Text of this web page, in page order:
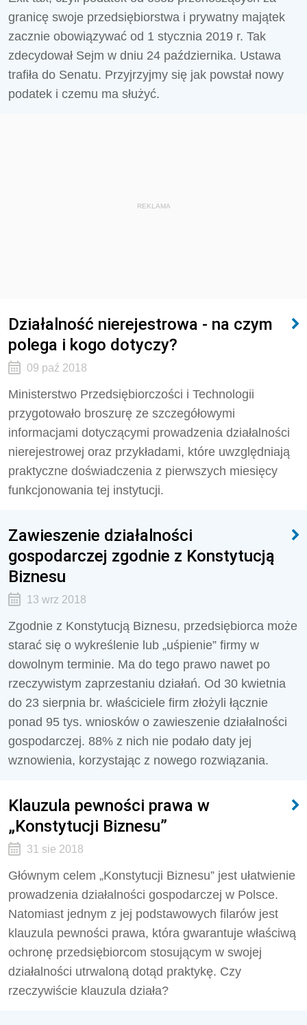
granicę swoje przedsiębiorstwa i prywatny majątek
zacznie obowiązywać od 1 stycznia 2019 r. Tak
zdecydował Sejm w dniu 24 października. Ustawa
trafiła do Senatu. Przyjrzyjmy się jak powstał nowy
podatek i czemu ma służyć.
REKLAMA
Działalność nierejestrowa - na czym
polega i kogo dotyczy?
09 paź 2018
Ministerstwo Przedsiębiorczości i Technologii
przygotowało broszurę ze szczegółowymi
informacjami dotyczącymi prowadzenia działalności
nierejestrowej oraz przykładami, które uwzględniają
praktyczne doświadczenia z pierwszych miesięcy
funkcjonowania tej instytucji.
Zawieszenie działalności
gospodarczej zgodnie z Konstytucją
Biznesu
13 wrz 2018
Zgodnie z Konstytucją Biznesu, przedsiębiorca może
starać się o wykreślenie lub „uśpienie” firmy w
dowolnym terminie. Ma do tego prawo nawet po
rzeczywistym zaprzestaniu działań. Od 30 kwietnia
do 23 sierpnia br. właściciele firm złożyli łącznie
ponad 95 tys. wniosków o zawieszenie działalności
gospodarczej. 88% z nich nie podało daty jej
wznowienia, korzystając z nowego rozwiązania.
Klauzula pewności prawa w
„Konstytucji Biznesu”
31 sie 2018
Głównym celem „Konstytucji Biznesu” jest ułatwienie
prowadzenia działalności gospodarczej w Polsce.
Natomiast jednym z jej podstawowych filarów jest
klauzula pewności prawa, która gwarantuje właściwą
ochronę przedsiębiorcom stosującym w swojej
działalności utrwaloną dotąd praktykę. Czy
rzeczywiście klauzula działa?